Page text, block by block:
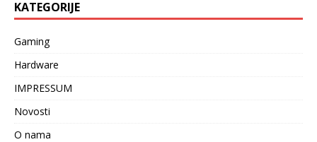
KATEGORIJE
Gaming
Hardware
IMPRESSUM
Novosti
O nama